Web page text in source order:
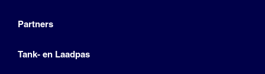
Partners
Tank- en Laadpas